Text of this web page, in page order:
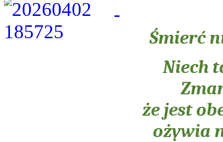
Śmierć
Niech
że jest
ożywia